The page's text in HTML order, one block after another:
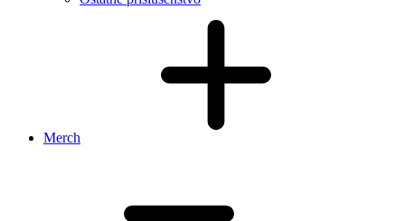
Merch